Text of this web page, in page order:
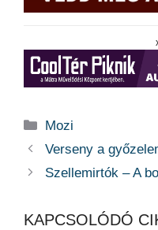
Kategória
Mozi
Verseny a
Szellemirtók – A
KAPCSOLÓDÓ